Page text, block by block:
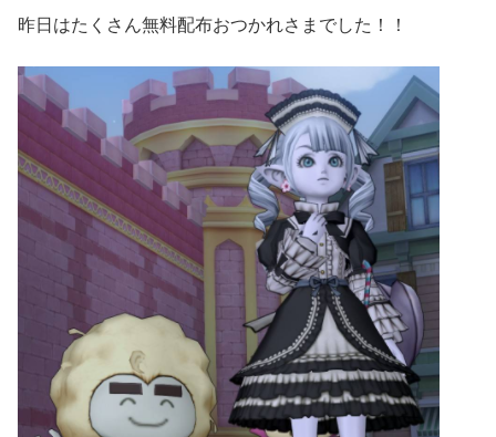
昨日はたくさん無料配布おつかれさまでした！！